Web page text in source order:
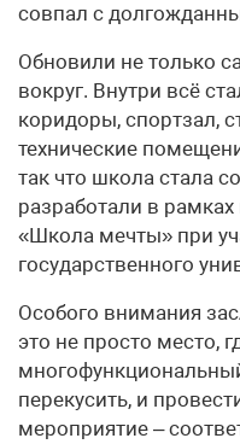
совпал с
Обновили не только
вокруг. Внутри всё
коридоры, спортзал,
технические
так что школа стала
разработали в
«Школа мечты» при
государственного
Особого внимания
это не просто место,
перекусить, и
мероприятие –